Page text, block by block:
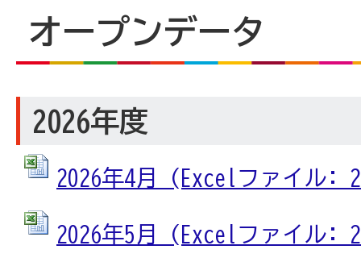
オープンデータ
2026年度
2026年4月 (Excelファイル:
2026年5月 (Excelファイル: